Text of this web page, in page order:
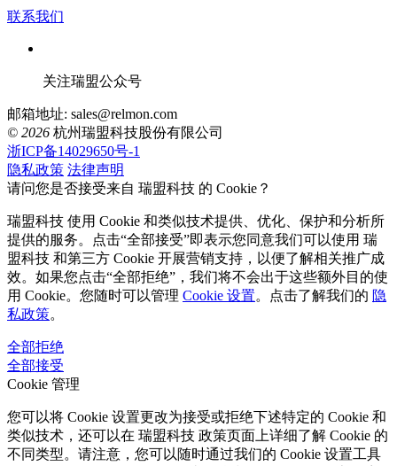
联系我们
关注瑞盟公众号
邮箱地址: sales@relmon.com
© 2026 杭州瑞盟科技股份有限公司
浙ICP备14029650号-1
隐私政策 法律声明
请问您是否接受来自 瑞盟科技 的 Cookie？
瑞盟科技 使用 Cookie 和类似技术提供、优化、保护和分析所
提供的服务。点击“全部接受”即表示您同意我们可以使用 瑞
盟科技 和第三方 Cookie 开展营销支持，以便了解相关推广成
效。如果您点击“全部拒绝”，我们将不会出于这些额外目的使
用 Cookie。您随时可以管理 Cookie 设置。点击了解我们的 隐
私政策。
全部拒绝
全部接受
Cookie 管理
您可以将 Cookie 设置更改为接受或拒绝下述特定的 Cookie 和
类似技术，还可以在 瑞盟科技 政策页面上详细了解 Cookie 的
不同类型。请注意，您可以随时通过我们的 Cookie 设置工具